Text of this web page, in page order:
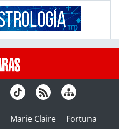
Marie Claire
Fortuna